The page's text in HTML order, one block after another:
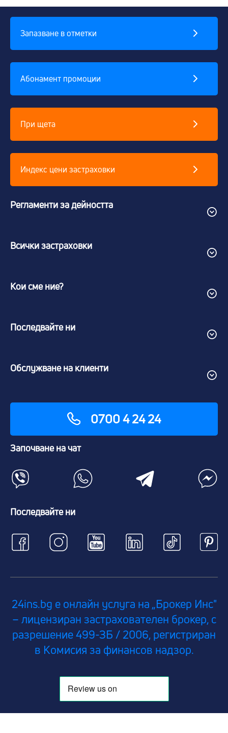
Запазване в отметки
Абонамент промоции
При щета
Индекс цени застраховки
Регламенти за дейността
Всички застраховки
Кои сме ние?
Последвайте ни
Обслужване на клиенти
0700 4 24 24
Започване на чат
Последвайте ни
24ins.bg е онлайн услуга на „Брокер Инс"
– лицензиран застрахователен брокер, с
разрешение 499-ЗБ / 2006, регистриран
в Комисия за финансов надзор.